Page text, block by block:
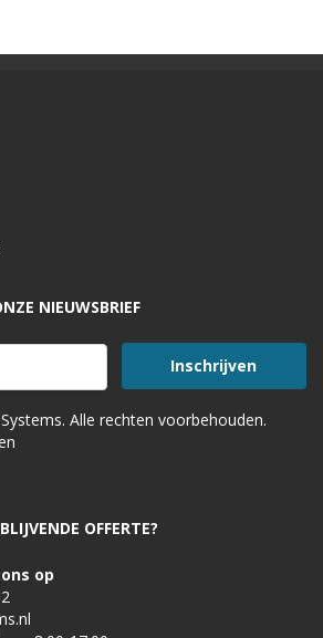
NIEUWSBRIEF
Alle rechten voorbehouden.
OFFERTE?
op